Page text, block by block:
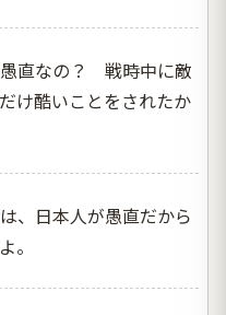
直なの？ 戦時中に敵
け酷いことをされたか
、日本人が愚直だから
。